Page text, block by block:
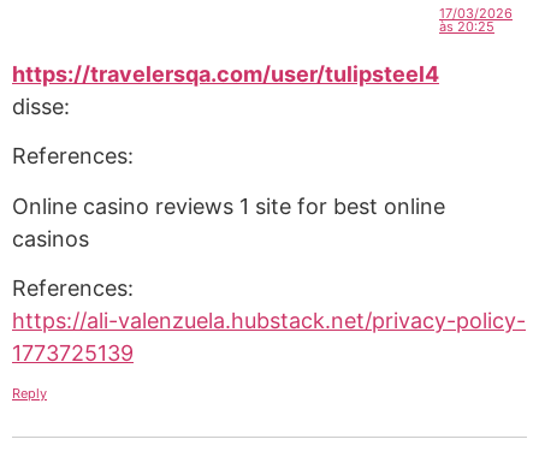
https://travelersqa.com/user/tulipsteel4
disse:
17/03/2026
às 20:25
References:
Online casino reviews 1 site for best online
casinos
References:
https://ali-valenzuela.hubstack.net/privacy-policy-
1773725139
Reply